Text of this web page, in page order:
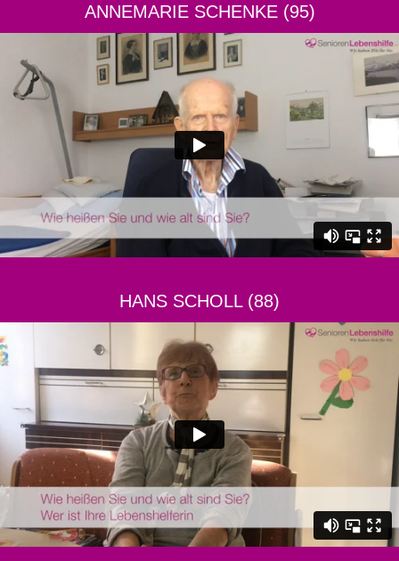
ANNEMARIE SCHENKE (95)
HANS SCHOLL (88)